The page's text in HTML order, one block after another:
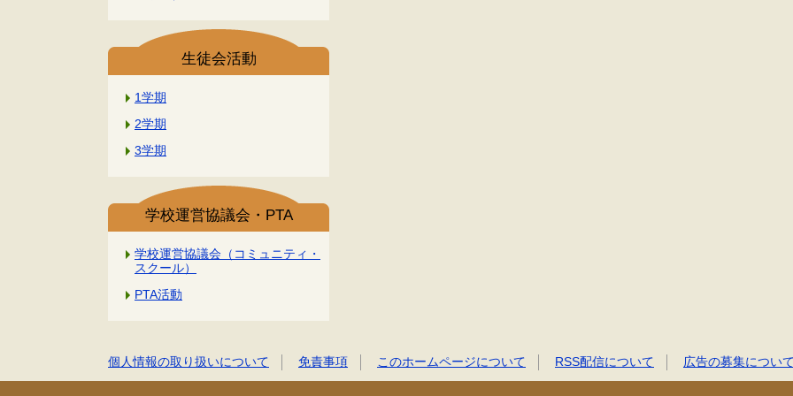
生徒会活動
1学期
2学期
3学期
学校運営協議会・PTA
学校運営協議会（コミュニティ・
スクール）
PTA活動
個人情報の取り扱いについて 免責事項 このホームページについて RSS配信について 広告の募集につい